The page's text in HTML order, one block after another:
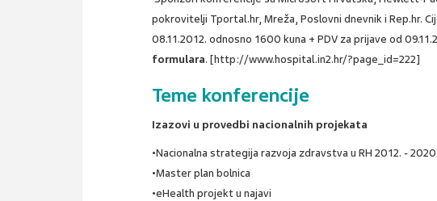
pokrovitelji Tportal.hr, Mreža, Poslovni dnevnik i Rep.hr.
08.11.2012. odnosno 1600 kuna + PDV za prijave od
formulara. [http://www.hospital.in2.hr/?page_id=222]
Teme konferencije
Izazovi u provedbi nacionalnih projekata
•Nacionalna strategija razvoja zdravstva u RH 2012. -
•Master plan bolnica
•eHealth projekt u najavi